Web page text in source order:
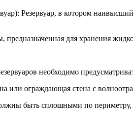
Резервуар, в котором
для хранения
необходимо
или ограждающая стена с
быть сплошными по периметру,